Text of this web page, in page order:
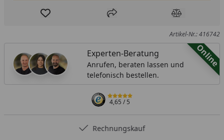
Produkt zur Wunschliste hinzufügen
Teilen Produkt
Artikel-Nr.: 416742
Online
Experten-Beratung
Anrufen, beraten lassen und
telefonisch bestellen.
4,65/ 5
Rechnungskauf